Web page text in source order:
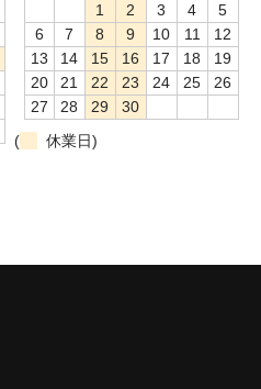
1
2 3 4
5
6
7 8 9 10 11
12
13
14 15 16 17 18
19
20
21 22 23 24 25
26
27
28 29
30
(
休業日)